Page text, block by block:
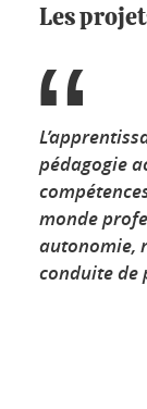
Les
pédagogie
monde
autonomie,
conduite de